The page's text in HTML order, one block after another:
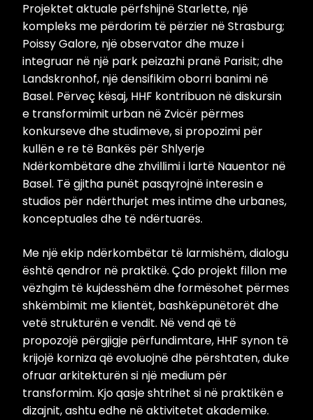
Projektet aktuale përfshijnë Starlette, një
kompleks me përdorim të përzier në Strasburg;
Poissy Galore, një observator dhe muze i
integruar në një park peizazhi pranë Parisit; dhe
Landskronhof, një densifikim oborri banimi në
Basel. Përveç kësaj, HHF kontribuon në diskursin
e transformimit urban në Zvicër përmes
konkurseve dhe studimeve, si propozimi për
kullën e re të Bankës për Shlyerje
Ndërkombëtare dhe zhvillimi i lartë Nauentor në
Basel. Të gjitha punët pasqyrojnë interesin e
studios për ndërthurjet mes intime dhe urbanes,
konceptuales dhe të ndërtuarës.
Me një ekip ndërkombëtar të larmishëm, dialogu
është qendror në praktikë. Çdo projekt fillon me
vëzhgim të kujdesshëm dhe formësohet përmes
shkëmbimit me klientët, bashkëpunëtorët dhe
vetë strukturën e vendit. Në vend që të
propozojë përgjigje përfundimtare, HHF synon të
krijojë korniza që evoluojnë dhe përshtaten, duke
ofruar arkitekturën si një medium për
transformim. Kjo qasje shtrihet si në praktikën e
dizajnit, ashtu edhe në aktivitetet akademike.